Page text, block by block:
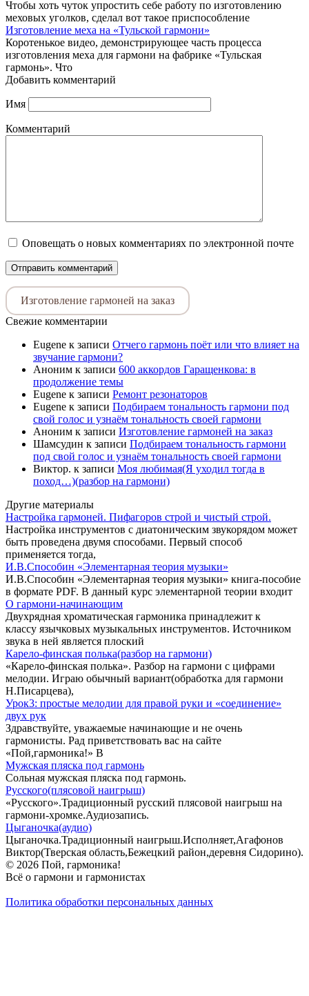
Чтобы хоть чуток упростить себе работу по изготовлению
меховых уголков, сделал вот такое приспособление
Изготовление меха на «Тульской гармони»
Коротенькое видео, демонстрирующее часть процесса
изготовления меха для гармони на фабрике «Тульская
гармонь». Что
Добавить комментарий
Имя
Комментарий
Оповещать о новых комментариях по электронной почте
Изготовление гармоней на заказ
Свежие комментарии
Eugene к записи Отчего гармонь поёт или что влияет на
звучание гармони?
Аноним к записи 600 аккордов Гаращенкова: в
продолжение темы
Eugene к записи Ремонт резонаторов
Eugene к записи Подбираем тональность гармони под
свой голос и узнаём тональность своей гармони
Аноним к записи Изготовление гармоней на заказ
Шамсудин к записи Подбираем тональность гармони
под свой голос и узнаём тональность своей гармони
Виктор. к записи Моя любимая(Я уходил тогда в
поход…)(разбор на гармони)
Другие материалы
Настройка гармоней. Пифагоров строй и чистый строй.
Настройка инструментов с диатоническим звукорядом может
быть проведена двумя способами. Первый способ
применяется тогда,
И.В.Способин «Элементарная теория музыки»
И.В.Способин «Элементарная теория музыки» книга-пособие
в формате PDF. В данный курс элементарной теории входит
О гармони-начинающим
Двухрядная хроматическая гармоника принадлежит к
классу язычковых музыкальных инструментов. Источником
звука в ней является плоский
Карело-финская полька(разбор на гармони)
«Карело-финская полька». Разбор на гармони с цифрами
мелодии. Играю обычный вариант(обработка для гармони
Н.Писарцева),
Урок3: простые мелодии для правой руки и «соединение»
двух рук
Здравствуйте, уважаемые начинающие и не очень
гармонисты. Рад приветствовать вас на сайте
«Пой,гармоника!» В
Мужская пляска под гармонь
Сольная мужская пляска под гармонь.
Русского(плясовой наигрыш)
«Русского».Традиционный русский плясовой наигрыш на
гармони-хромке.Аудиозапись.
Цыганочка(аудио)
Цыганочка.Традиционный наигрыш.Исполняет,Агафонов
Виктор(Тверская область,Бежецкий район,деревня Сидорино).
© 2026 Пой, гармоника!
Всё о гармони и гармонистах
Политика обработки персональных данных